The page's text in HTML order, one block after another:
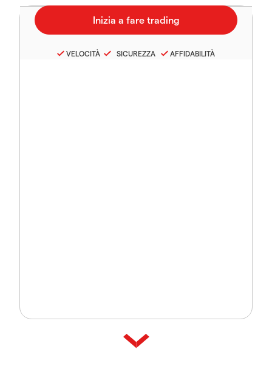
VELOCITÀ SICUREZZA AFFIDABILITÀ